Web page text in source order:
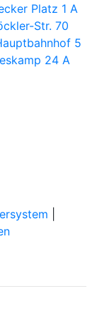
Platz 1 A
Str. 70
5
24 A